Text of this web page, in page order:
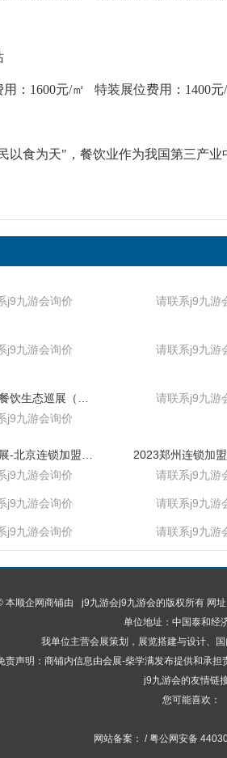
用：1600元/㎡ 特装展位费用：1400元
以食为天"，餐饮业作为我国第三产业
j9九游会询价 请联系j9九游
j9九游会询价 请联系j9九游
j9九游会询价
请联系j9九游
j9九游会询价
请联系j9九游
j9九游会询价 请联系j9九游
j9九游会询价 请联系j9九游
本顺企网商铺由 j9九游会j9九游会的版权所有 网
单位地址：中国泰和经
我单位主营会展策划，展览搭建与设计、
责声明：商铺内信息由会展-柴学满发布提供和承担
j9九游会的友情链
您可能喜欢：
网站备案： / 粤公网安备